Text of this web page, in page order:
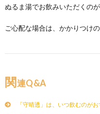
ぬるま湯でお飲みいただくのが
ご心配な場合は、かかりつけ
関連Q&A
「守晴透」は、いつ飲むのが